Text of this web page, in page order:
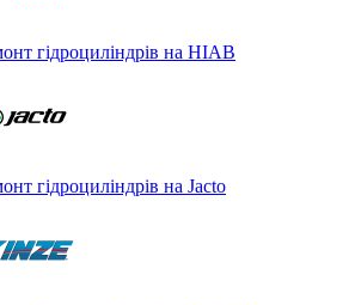
гідроциліндрів на HIAB
гідроциліндрів на Jacto